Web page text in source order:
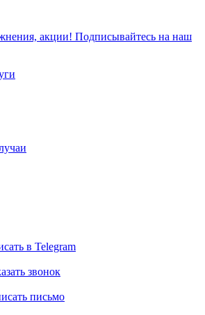
акции! Подписывайтесь на наш
в Telegram
звонок
письмо